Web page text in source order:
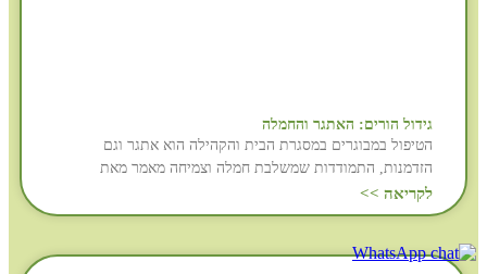
גידול הורים: האתגר והחמלה
הטיפול במבוגרים במסגרת הבית והקהילה הוא אתגר וגם
הזדמנות, התמודדות שמשלבת חמלה וצמיחה מאמר מאת
לקריאה >>